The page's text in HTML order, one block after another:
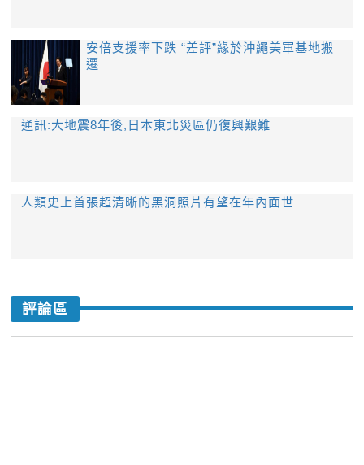
安倍支援率下跌 “差評”緣於沖繩美軍基地搬
遷
通訊:大地震8年後,日本東北災區仍復興艱難
人類史上首張超清晰的黑洞照片有望在年內面世
評論區